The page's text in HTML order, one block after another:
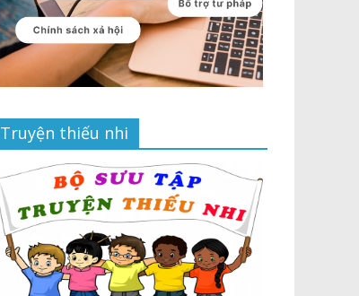
Truyện thiếu nhi